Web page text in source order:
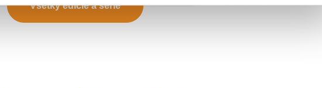
Všetky edície a série